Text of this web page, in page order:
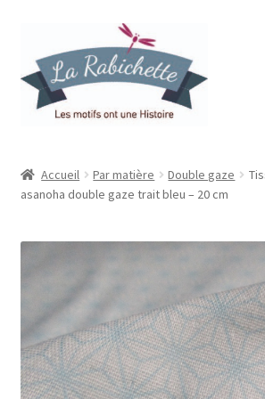
la
navigation
contenu
Contact
Ma liste de souhaits
Mon espace
Mon compte
Panier
Accueil Par matière Double gaze
asanoha double gaze trait bleu – 20 cm